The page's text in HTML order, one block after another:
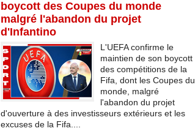
boycott des Coupes du monde
malgré l'abandon du projet
d'Infantino
L'UEFA confirme le
maintien de son boycott
des compétitions de la
Fifa, dont les Coupes du
monde, malgré
l'abandon du projet
d'ouverture à des investisseurs extérieurs et les
excuses de la Fifa....